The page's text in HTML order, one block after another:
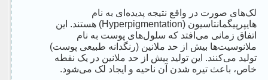
لک‌های صورت در واقع نتیجه پدیده‌ای به نام
هایپرپیگمانتاسیون (Hyperpigmentation) هستند. این
اتفاق زمانی می‌افتد که سلول‌های پوست به نام
ملانوسیت‌ها بیش از حد ملانین (رنگدانه طبیعی پوست)
تولید می‌کنند. این تولید بیش از حد ملانین در یک نقطه
خاص، باعث تیره شدن آن ناحیه و ایجاد لک می‌شود.